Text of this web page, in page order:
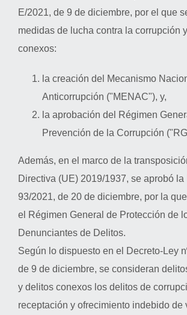
E/2021, de 9 de diciembre, por el que
medidas de lucha contra la corrupción
conexos:
la creación del Mecanismo
Anticorrupción ("MENAC"), y,
la aprobación del Régimen
Prevención de la Corrupción
Además, en el marco de la
Directiva (UE) 2019/1937, se aprobó la
93/2021, de 20 de diciembre, por la
el Régimen General de Protección de
Denunciantes de Delitos.
Según lo dispuesto en el Decreto-Ley
de 9 de diciembre, se consideran
y delitos conexos los delitos de
receptación y ofrecimiento indebido de